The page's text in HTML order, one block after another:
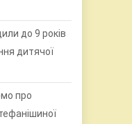
до 9 років
дитячої
про